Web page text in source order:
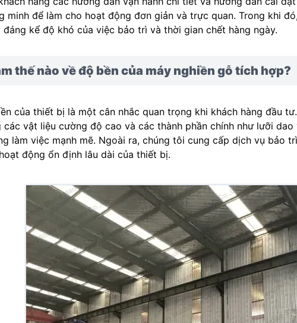
minh để làm cho hoạt động đơn giản và trực quan. Trong khi
đáng kể độ khó của việc bảo trì và thời gian chết hàng ngày.
thế nào về độ bền của máy nghiền gỗ tích hợp?
của thiết bị là một cân nhắc quan trọng khi khách hàng đầu
các vật liệu cường độ cao và các thành phần chính như lưỡi
làm việc mạnh mẽ. Ngoài ra, chúng tôi cung cấp dịch vụ bảo
động ổn định lâu dài của thiết bị.